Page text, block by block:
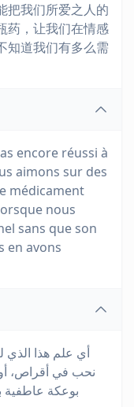
把我们所爱之人的
药，让我们在情感
知道我们有多么需
encore réussi à
aimons sur des
médicament
nous
sans que son
en avons
أي علم هذا
نحب في أقراص، أو
بوعكة عاطفية